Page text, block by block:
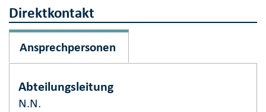
Direktkontakt
Ansprechpersonen
Abteilungsleitung
N.N.